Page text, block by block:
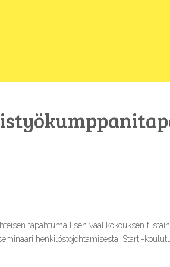
tapahtumallisen vaalikokouksen
henkilöstöjohtamisesta, Start!-